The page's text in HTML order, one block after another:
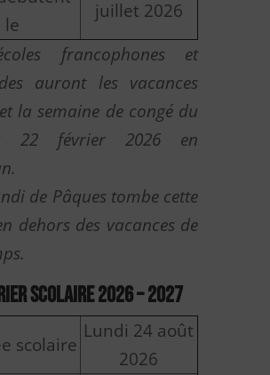
le
juillet 2026
francophones et
auront les vacances
la semaine de congé du
22 février 2026 en
de Pâques tombe cette
dehors des vacances de
scolaire 2026 – 2027
scolaire
Lundi 24 août
2026